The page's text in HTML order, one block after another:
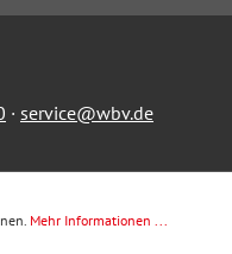
· service@wbv.de
Mehr Informationen ...